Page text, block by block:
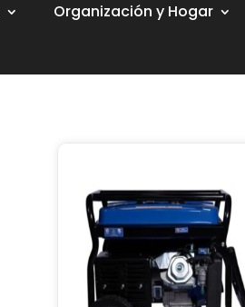
Organización y Hogar